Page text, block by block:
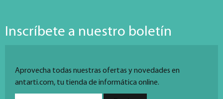
Inscríbete a nuestro boletín
Aprovecha todas nuestras ofertas y novedades en
antarti.com, tu tienda de informática online.